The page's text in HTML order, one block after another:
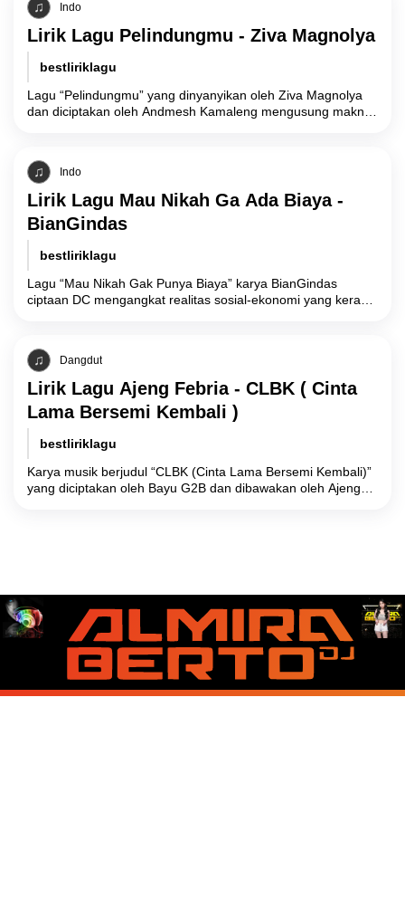
Indo
Lirik Lagu Pelindungmu - Ziva Magnolya
bestliriklagu
Lagu “Pelindungmu” yang dinyanyikan oleh Ziva Magnolya
dan diciptakan oleh Andmesh Kamaleng mengusung makna
Indo
Lirik Lagu Mau Nikah Ga Ada Biaya -
BianGindas
bestliriklagu
Lagu “Mau Nikah Gak Punya Biaya” karya BianGindas
ciptaan DC mengangkat realitas sosial-ekonomi yang kerap
Dangdut
Lirik Lagu Ajeng Febria - CLBK ( Cinta
Lama Bersemi Kembali )
bestliriklagu
Karya musik berjudul “CLBK (Cinta Lama Bersemi Kembali)”
yang diciptakan oleh Bayu G2B dan dibawakan oleh Ajeng